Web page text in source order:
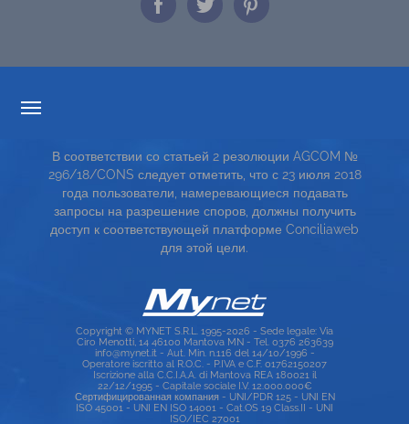
СЕРВИСНАЯ КАРТА
TOP RICERCHE
SITE MAP
В соответствии со статьей 2 резолюции AGCOM №
296/18/CONS следует отметить, что с 23 июля 2018
года пользователи, намеревающиеся подавать
запросы на разрешение споров, должны получить
доступ к соответствующей платформе Conciliaweb
для этой цели.
Copyright © MYNET S.R.L. 1995-2026 - Sede legale: Via
Ciro Menotti, 14 46100 Mantova MN - Tel. 0376 263639
info@mynet.it - Aut. Min. n.116 del 14/10/1996 -
Operatore iscritto al R.O.C. - P.IVA e C.F. 01762150207
Iscrizione alla C.C.I.A.A. di Mantova REA 180021 il
22/12/1995 - Capitale sociale I.V. 12.000.000€
Сертифицированная компания - UNI/PDR 125 - UNI EN
ISO 45001 - UNI EN ISO 14001 - Cat.OS 19 Class.II - UNI
ISO/IEC 27001